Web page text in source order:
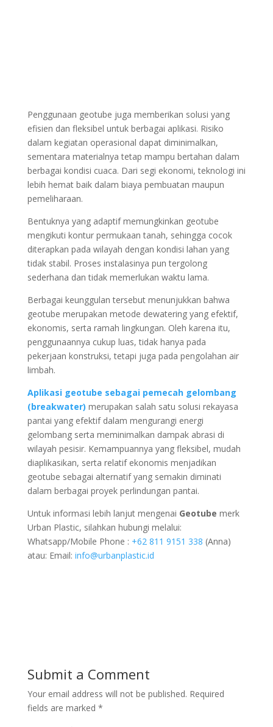
Penggunaan geotube juga memberikan solusi yang
efisien dan fleksibel untuk berbagai aplikasi. Risiko
dalam kegiatan operasional dapat diminimalkan,
sementara materialnya tetap mampu bertahan dalam
berbagai kondisi cuaca. Dari segi ekonomi, teknologi ini
lebih hemat baik dalam biaya pembuatan maupun
pemeliharaan.
Bentuknya yang adaptif memungkinkan geotube
mengikuti kontur permukaan tanah, sehingga cocok
diterapkan pada wilayah dengan kondisi lahan yang
tidak stabil. Proses instalasinya pun tergolong
sederhana dan tidak memerlukan waktu lama.
Berbagai keunggulan tersebut menunjukkan bahwa
geotube merupakan metode dewatering yang efektif,
ekonomis, serta ramah lingkungan. Oleh karena itu,
penggunaannya cukup luas, tidak hanya pada
pekerjaan konstruksi, tetapi juga pada pengolahan air
limbah.
Aplikasi geotube sebagai pemecah gelombang
(breakwater) merupakan salah satu solusi rekayasa
pantai yang efektif dalam mengurangi energi
gelombang serta meminimalkan dampak abrasi di
wilayah pesisir. Kemampuannya yang fleksibel, mudah
diaplikasikan, serta relatif ekonomis menjadikan
geotube sebagai alternatif yang semakin diminati
dalam berbagai proyek perlindungan pantai.
Untuk informasi lebih lanjut mengenai Geotube merk
Urban Plastic, silahkan hubungi melalui:
Whatsapp/Mobile Phone : +62 811 9151 338 (Anna)
atau: Email: info@urbanplastic.id
Submit a Comment
Your email address will not be published. Required
fields are marked *